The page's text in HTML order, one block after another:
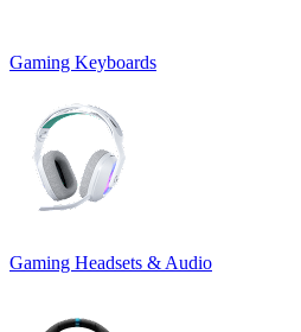
Gaming Keyboards
Gaming Headsets & Audio